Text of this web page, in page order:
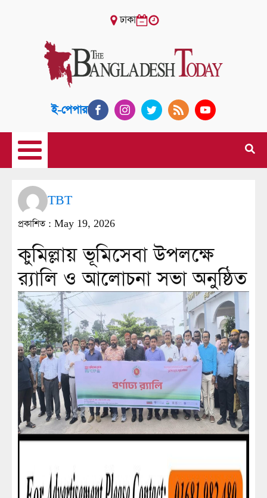
ঢাকা
ই-পেপার
TBT
প্রকাশিত : May 19, 2026
কুমিল্লায় ভূমিসেবা উপলক্ষে
র‌্যালি ও আলোচনা সভা অনুষ্ঠিত